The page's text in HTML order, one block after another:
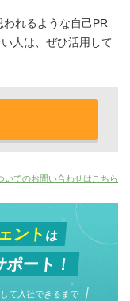
れるような自己PR
人は、ぜひ活用して
いてのお問い合わせはこちら
ントは
ポート！
て入社できるまで